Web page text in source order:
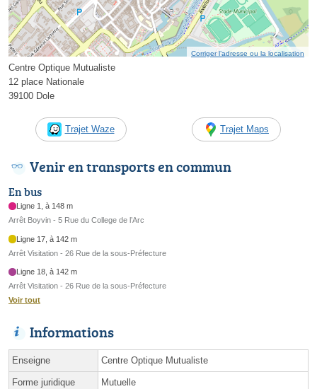
Corriger l’adresse ou la localisation
Centre Optique Mutualiste
12 place Nationale
39100 Dole
Trajet Waze Trajet Maps
Venir en transports en commun
En bus
Ligne 1, à 148 m
Arrêt Boyvin - 5 Rue du College de l’Arc
Ligne 17, à 142 m
Arrêt Visitation - 26 Rue de la sous-Préfecture
Ligne 18, à 142 m
Arrêt Visitation - 26 Rue de la sous-Préfecture
Voir tout
Informations
Enseigne Centre Optique Mutualiste
Forme juridique Mutuelle